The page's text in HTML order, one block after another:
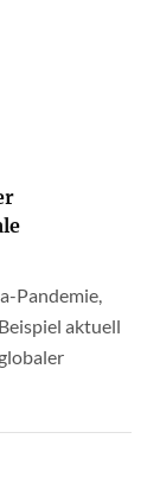
Pandemie,
aktuell